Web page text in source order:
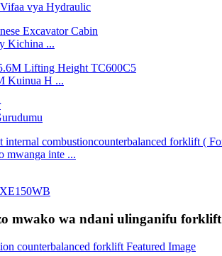
vya Hydraulic
Kichina ...
Kuinua H ...
mwanga inte ...
mwako wa ndani ulinganifu forklift